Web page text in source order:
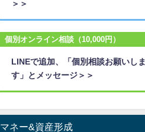
＞＞
個別オンライン相談（10,000円）
LINEで追加、「個別相談お願いしま
す」とメッセージ＞＞
マネー&資産形成